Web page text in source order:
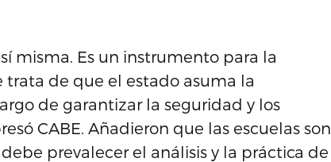
misma. Es un instrumento para la
trata de que el estado asuma la
de garantizar la seguridad y los
CABE. Añadieron que las escuelas son
prevalecer el análisis y la práctica de